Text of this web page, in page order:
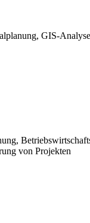
GIS-
von Projekten